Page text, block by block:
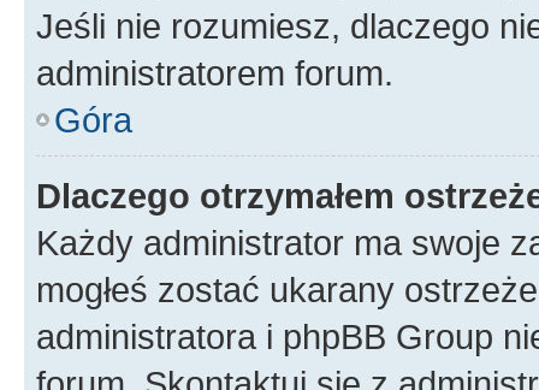
Jeśli nie rozumiesz, dlaczego
administratorem forum.
Góra
Dlaczego otrzymałem
Każdy administrator ma swoje
mogłeś zostać ukarany
administratora i phpBB Group